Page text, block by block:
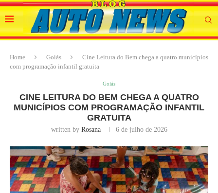
Home Goiás
Cine Leitura do Bem chega a quatro municípios
com programação infantil gratuita
Goiás
CINE LEITURA DO BEM CHEGA A QUATRO
MUNICÍPIOS COM PROGRAMAÇÃO INFANTIL
GRATUITA
written by Rosana 6 de julho de 2026